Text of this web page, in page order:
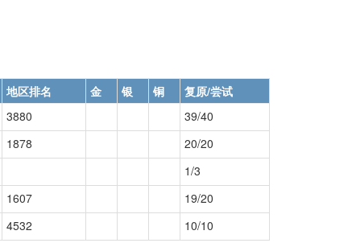
地区排名 金 银 铜
复原/尝试
3880
39/40
1878
20/20
1/3
1607
19/20
4532 10/10